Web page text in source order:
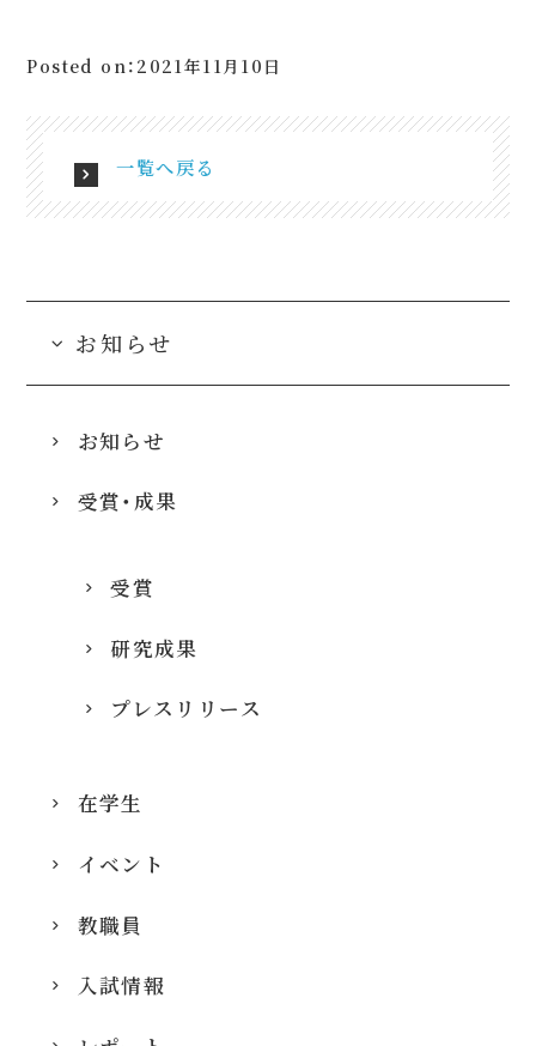
Posted on：2021年11月10日
一覧へ戻る
お知らせ
お知らせ
受賞・成果
受賞
研究成果
プレスリリース
在学生
イベント
教職員
入試情報